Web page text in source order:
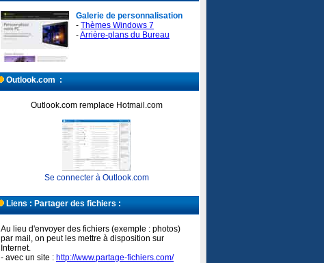
Galerie de personnalisation
- Thèmes Windows 7​
-Arrière-plans du Bureau​
Outlook.com :
Outlook.com remplace Hotmail.com
Se connecter à Outlook.com
Liens : Partager des fichiers :
Au lieu d'envoyer des fichiers (exemple : photos)
par mail, on peut les mettre à disposition sur
Internet.
- avec un site : http://www.partage-fichiers.com/